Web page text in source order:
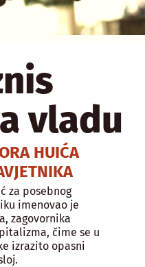
vladu
HUIĆA
za posebnog
imenovao je
zagovornika
čime se u
izrazito opasni